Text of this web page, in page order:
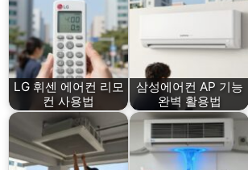
LG 휘센 에어컨 리모
컨 사용법
삼성에어컨 AP 기능
완벽 활용법